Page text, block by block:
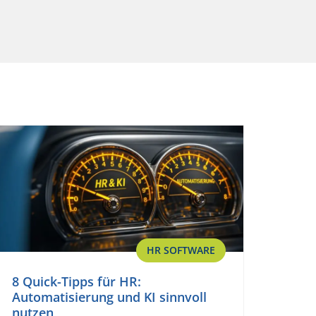
HR SOFTWARE
8 Quick-Tipps für HR:
Automatisierung und KI sinnvoll